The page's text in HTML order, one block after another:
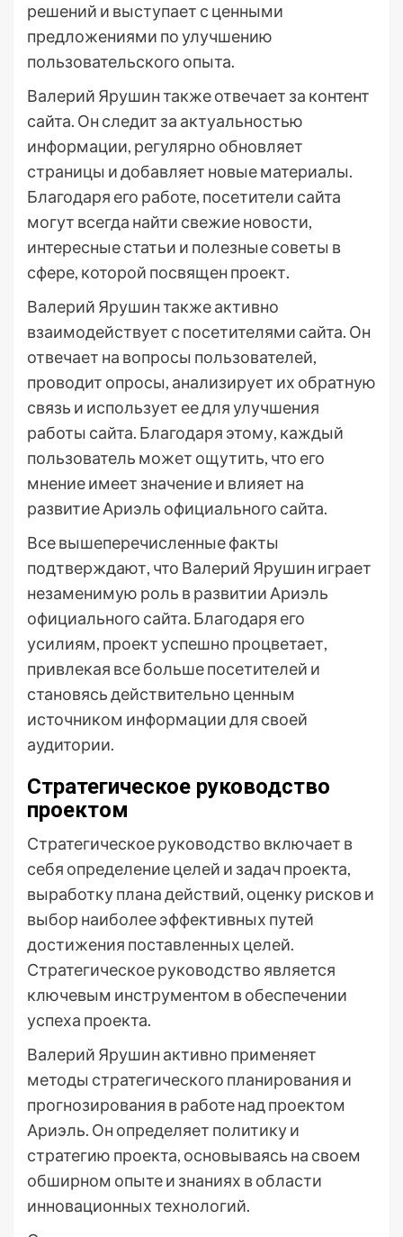
решений и выступает с ценными
предложениями по улучшению
пользовательского опыта.
Валерий Ярушин также отвечает за контент
сайта. Он следит за актуальностью
информации, регулярно обновляет
страницы и добавляет новые материалы.
Благодаря его работе, посетители сайта
могут всегда найти свежие новости,
интересные статьи и полезные советы в
сфере, которой посвящен проект.
Валерий Ярушин также активно
взаимодействует с посетителями сайта. Он
отвечает на вопросы пользователей,
проводит опросы, анализирует их обратную
связь и использует ее для улучшения
работы сайта. Благодаря этому, каждый
пользователь может ощутить, что его
мнение имеет значение и влияет на
развитие Ариэль официального сайта.
Все вышеперечисленные факты
подтверждают, что Валерий Ярушин играет
незаменимую роль в развитии Ариэль
официального сайта. Благодаря его
усилиям, проект успешно процветает,
привлекая все больше посетителей и
становясь действительно ценным
источником информации для своей
аудитории.
Стратегическое руководство
проектом
Стратегическое руководство включает в
себя определение целей и задач проекта,
выработку плана действий, оценку рисков и
выбор наиболее эффективных путей
достижения поставленных целей.
Стратегическое руководство является
ключевым инструментом в обеспечении
успеха проекта.
Валерий Ярушин активно применяет
методы стратегического планирования и
прогнозирования в работе над проектом
Ариэль. Он определяет политику и
стратегию проекта, основываясь на своем
обширном опыте и знаниях в области
инновационных технологий.